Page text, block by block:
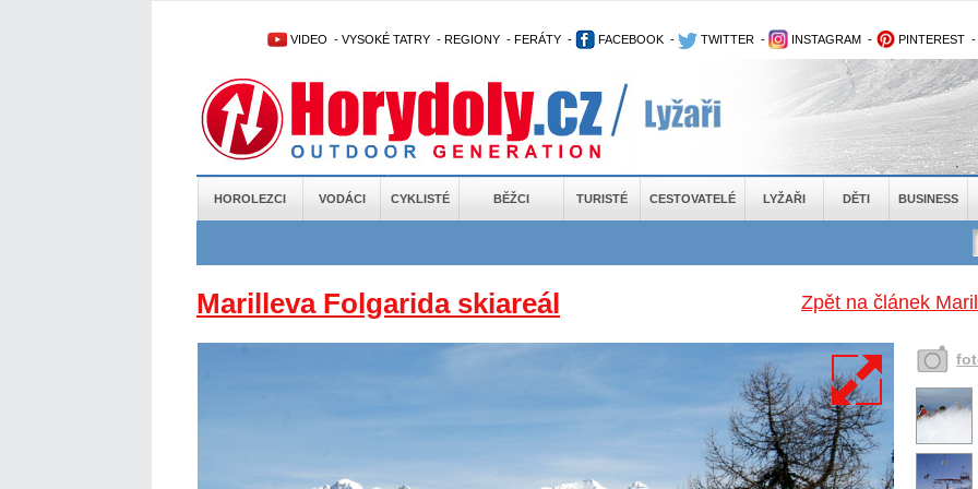
VIDEO - VYSOKÉ TATRY - REGIONY - FERÁTY - FACEBOOK - TWITTER - INSTAGRAM - PINTEREST -
HOROLEZCI VODÁCI CYKLISTÉ BĚŽCI TURISTÉ CESTOVATELÉ LYŽAŘI DĚTI BUSINESS
Zpět na článek
Marilleva Folgarida skiareál